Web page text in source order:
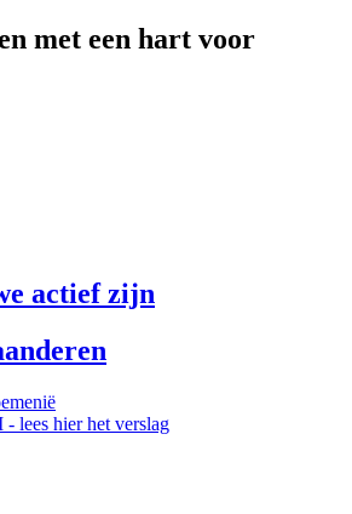
met een hart voor
actief zijn
lees hier het verslag